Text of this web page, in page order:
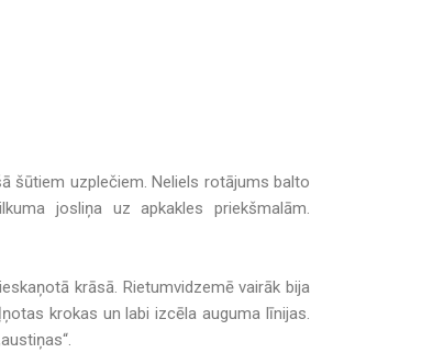
šūtiem uzplečiem. Neliels rotājums balto
josliņa uz apkakles priekšmalām.
krāsā. Rietumvidzemē vairāk bija
krokas un labi izcēla auguma līnijas.